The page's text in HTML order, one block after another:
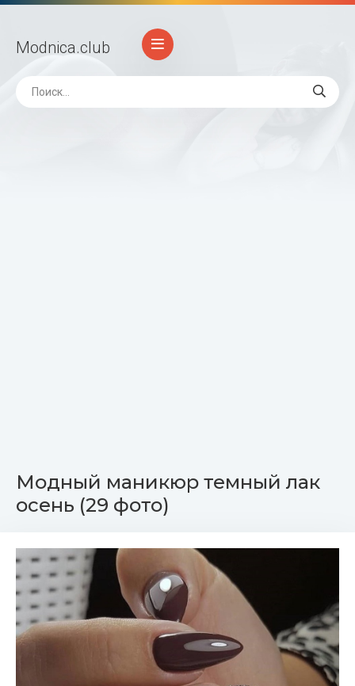
Modnica.club
Модный маникюр темный лак
осень (29 фото)